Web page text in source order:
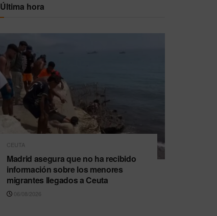
Última hora
CEUTA
Madrid asegura que no ha recibido
información sobre los menores
migrantes llegados a Ceuta
06/08/2026